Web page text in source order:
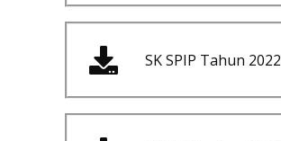
SK SPIP Tahun 2022